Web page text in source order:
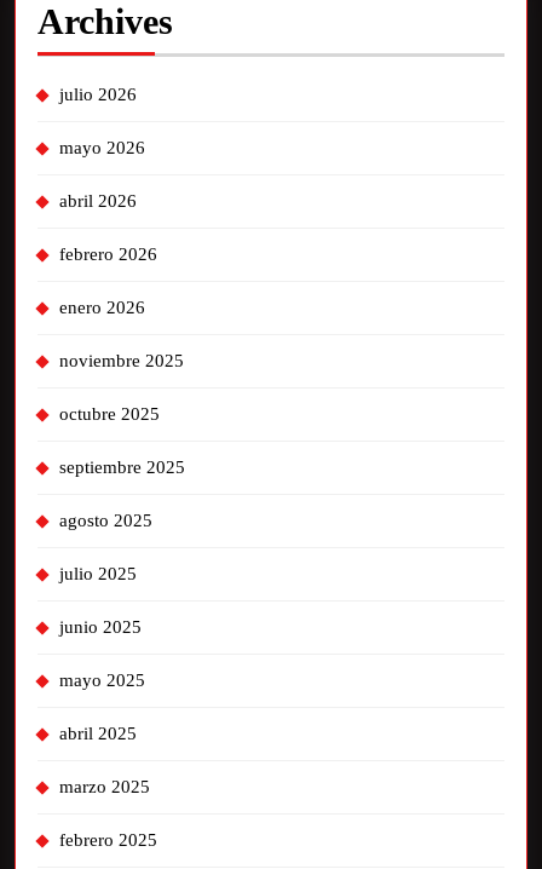
Archives
julio 2026
mayo 2026
abril 2026
febrero 2026
enero 2026
noviembre 2025
octubre 2025
septiembre 2025
agosto 2025
julio 2025
junio 2025
mayo 2025
abril 2025
marzo 2025
febrero 2025